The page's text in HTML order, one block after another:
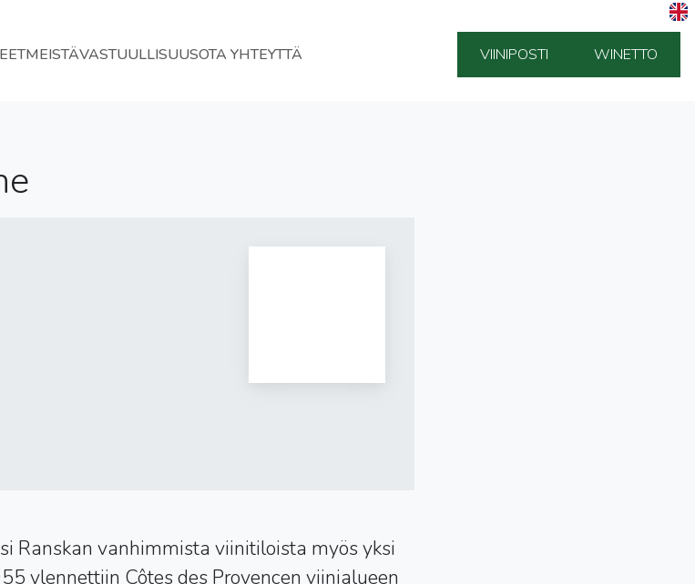
MEISTÄVASTUULLISUUSOTA YHTEYTTÄ VIINIPOSTI WINETTO
Ranskan vanhimmista viinitiloista myös yksi
ylennettiin Côtes des Provencen viinialueen